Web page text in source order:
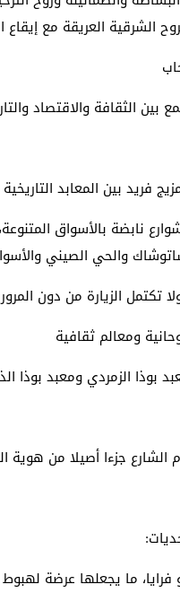
الشرقية العريقة مع
بين الثقافة والاقتصاد
فريد بين المعابد
نابضة بالأسواق
والحي الصيني
تكتمل الزيارة من دون
ومعالم ثقافية
بوذا الزمردي ومعبد
جزءا أصيلا من هوية
ما يجعلها عرضة